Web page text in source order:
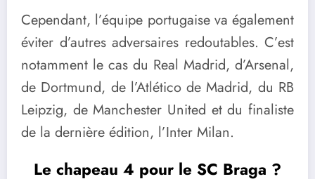
Cependant, l’équipe portugaise va également
éviter d’autres adversaires redoutables. C’est
notamment le cas du Real Madrid, d’Arsenal,
de Dortmund, de l’Atlético de Madrid, du RB
Leipzig, de Manchester United et du finaliste
de la dernière édition, l’Inter Milan.
Le chapeau 4 pour le SC Braga ?